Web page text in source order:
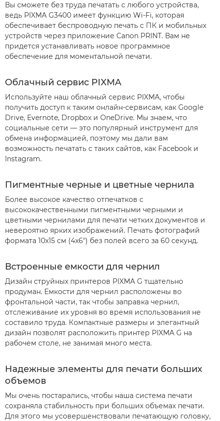
Вы сможете без труда печатать с любого устройства,
ведь PIXMA G3400 имеет функцию Wi-Fi, которая
обеспечивает беспроводную печать с ПК и мобильных
устройств через приложение Canon PRINT. Вам не
придется устанавливать новое программное
обеспечение для моментальной печати.
Облачный сервис PIXMA
Используйте наш облачный сервис PIXMA, чтобы
получить доступ к таким онлайн-сервисам, как Google
Drive, Evernote, Dropbox и OneDrive. Мы знаем, что
социальные сети –– это популярный инструмент для
обмена информацией, поэтому мы дали вам
возможность печатать с таких сайтов, как Facebook и
Instagram.
Пигментные черные и цветные чернила
Более высокое качество отпечатков с
высококачественными пигментными черными и
цветными чернилами для печати четких документов и
невероятно ярких изображений. Печать фотографий
формата 10х15 см (4x6") без полей всего за 60 секунд.
Встроенные емкости для чернил
Дизайн струйных принтеров PIXMA G тщательно
продуман. Емкости для чернил расположены во
фронтальной части, так чтобы заправка чернил,
отслеживание их уровня во время использования не
составило труда. Компактные размеры и элегантный
дизайн позволят расположить принтер PIXMA G на
рабочем столе, не занимая много места.
Надежные элементы для печати больших
объемов
Мы очень постарались, чтобы наша система печати
сохраняла стабильность при больших объемах печати.
Для этого мы усовершенствовали печатающую головку,